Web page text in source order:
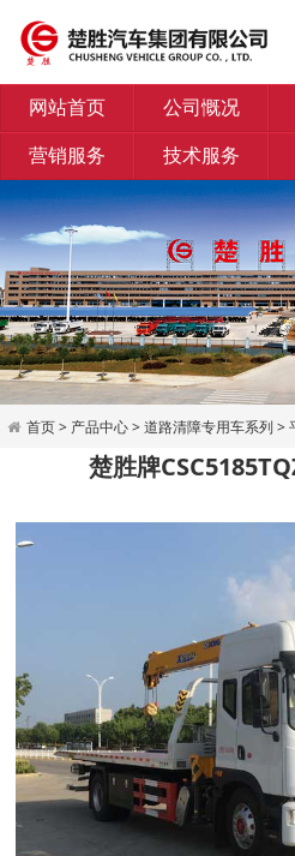
网站首页 公司慨况
营销服务
技术服务
首页> 产品中心>道路清障专用车系列>
楚胜牌